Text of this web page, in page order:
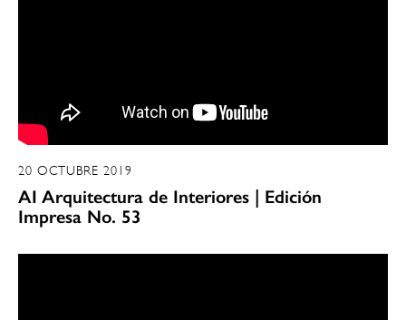
20 OCTUBRE 2019
AI Arquitectura de Interiores | Edición
Impresa No. 53